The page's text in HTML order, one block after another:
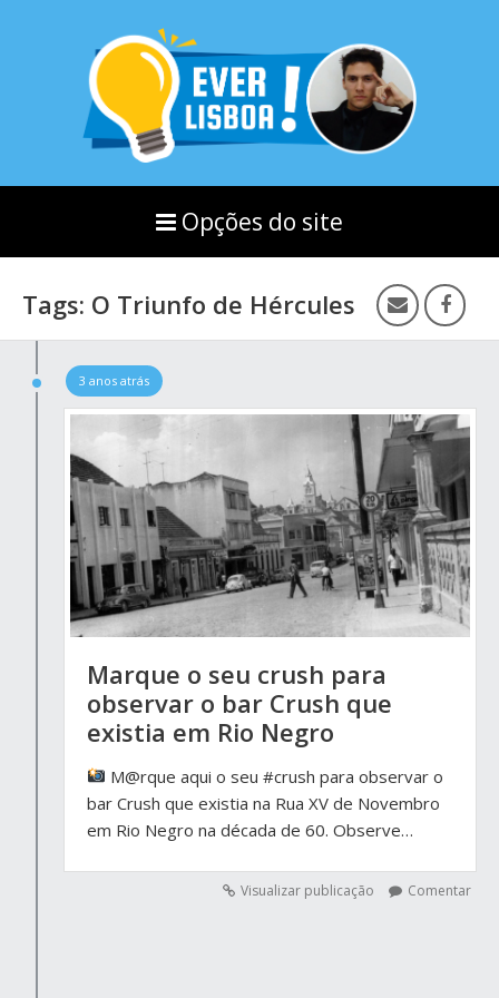
Opções do site
Tags: O Triunfo de Hércules
3 anos atrás
Marque o seu crush para
observar o bar Crush que
existia em Rio Negro
M@rque aqui o seu #crush para observar o
bar Crush que existia na Rua XV de Novembro
em Rio Negro na década de 60. Observe…
Visualizar publicação Comentar